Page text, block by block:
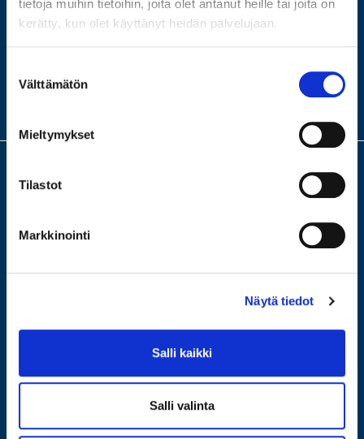
tietoja muihin tietoihin, joita olet antanut heille tai joita on
kerätty, kun olet käyttänyt heidän palvelujaan.
valinta
Välttämätön
Mieltymykset
Tilastot
Markkinointi
Näytä tiedot
Salli kaikki
Salli valinta
MYY
HUUTOKAUPPA
Meillä saat arvion ja lainaa arvotavaroistasi. Turvallinen ja fiksu laina,
lainaat itseltäsi. Tervetuloa johonkin neljästä
konttoristamme ilmaiseen arviointiin!